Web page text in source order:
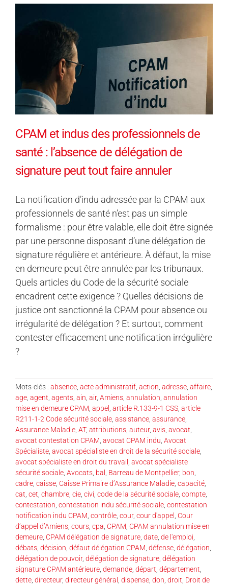
CPAM et indus des professionnels de
santé : l’absence de délégation de
signature peut tout faire annuler
La notification d’indu adressée par la CPAM aux
professionnels de santé n’est pas un simple
formalisme : pour être valable, elle doit être signée
par une personne disposant d’une délégation de
signature régulière et antérieure. À défaut, la mise
en demeure peut être annulée par les tribunaux.
Quels articles du Code de la sécurité sociale
encadrent cette exigence ? Quelles décisions de
justice ont sanctionné la CPAM pour absence ou
irrégularité de délégation ? Et surtout, comment
contester efficacement une notification irrégulière
?
Mots-clés : absence, acte administratif, action, adresse, affaire,
age, agent, agents, ain, air, Amiens, annulation, annulation
mise en demeure CPAM, appel , article R.133-9-1 CSS, article
R211-1-2 Code sécurité sociale, assistance, assurance,
Assurance Maladie, AT, attributions, auteur, avis, avocat,
avocat contestation CPAM, avocat CPAM indu, Avocat
Spécialiste, avocat spécialiste en droit de la sécurité sociale,
avocat spécialiste en droit du travail , avocat spécialiste
sécurité sociale, Avocats, bal , Barreau de Montpellier, bon,
cadre, caisse, Caisse Primaire d’Assurance Maladie, capacité,
cat, cet, chambre, cie, civi, code de la sécurité sociale, compte,
contestation, contestation indu sécurité sociale, contestation
notification indu CPAM, contrôle, cour, cour d'appel , Cour
d’appel d’Amiens, cours, cpa, CPAM, CPAM annulation mise en
demeure, CPAM délégation de signature, date, de l'emploi,
débats, décision, défaut délégation CPAM, défense, délégation,
délégation de pouvoir, délégation de signature, délégation
signature CPAM antérieure, demande, départ, département,
dette, directeur, directeur général , dispense, don, droit, Droit de